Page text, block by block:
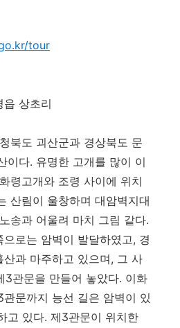
tour
읍 상초리
북도 괴산군과 경상북도 문
이다. 유명한 고개를 많이 이
령고개와 조령 사이에 위치
산림이 울창하며 대암벽지대
송과 어울려 마치 그림 같다.
로는 암벽이 발달하였고, 경
과 마주하고 있으며, 그 사
3관문을 만들어 놓았다. 이화
문까지 능선 길은 암벽이 있
고 있다. 제3관문이 위치한